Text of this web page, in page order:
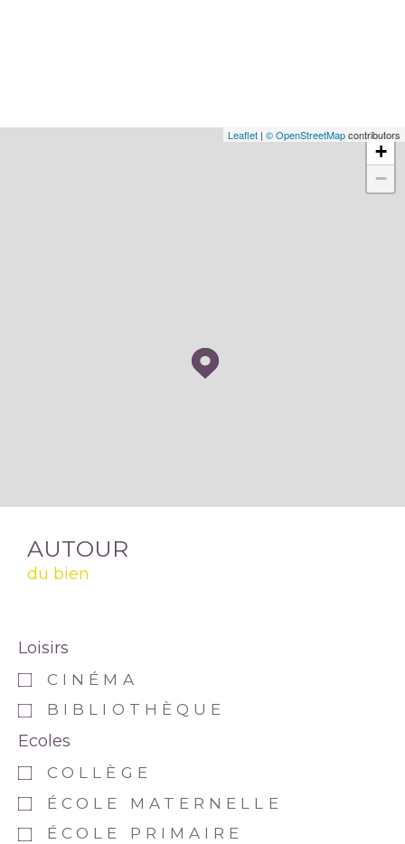
+
−
Leaflet | © OpenStreetMapcontributors
AUTOUR
du bien
Loisirs
CINÉMA
BIBLIOTHÈQUE
Ecoles
COLLÈGE
ÉCOLE MATERNELLE
ÉCOLE PRIMAIRE